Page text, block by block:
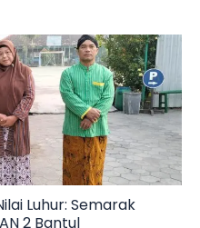
Luhur: Semarak
2 Bantul